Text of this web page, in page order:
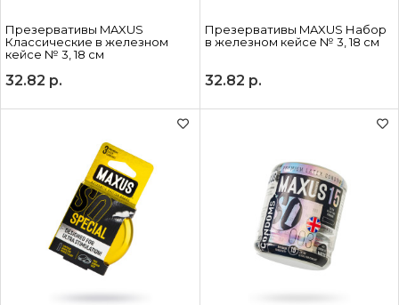
Презервативы MAXUS
Классические в железном
кейсе № 3, 18 см
32.82 р.
Презервативы MAXUS Набор
в железном кейсе № 3, 18 см
32.82 р.